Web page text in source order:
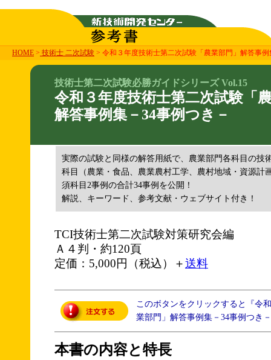
HOME > 技術士 二次試験 > 令和３年度技術士第二次試験「農業部門」解答事
技術士第二次試験必勝ガイドシリーズ Vol.15
令和３年度技術士第二次試験「
解答事例集－34事例つき－
実際の試験と同様の解答用紙で、農業部門各科目の技
科目（農業・食品、農業農村工学、農村地域・資源計
須科目2事例の合計34事例を公開！
解説、キーワード、参考文献・ウェブサイト付き！
TCI技術士第二次試験対策研究会編
Ａ４判・約120頁
定価：5,000円（税込）＋送料
このボタンをクリックすると『令
業部門」解答事例集－34事例つき
本書の内容と特長